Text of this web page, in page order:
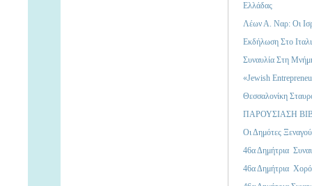
Ελλάδας
Λέων Α. Ναρ: Οι
Εκδήλωση Στο
Συναυλία Στη
«Jewish
Θεσσαλονίκη
ΠΑΡΟΥΣΙΑΣΗ
Οι Δημότες
46α Δημήτρια 
46α Δημήτρια 